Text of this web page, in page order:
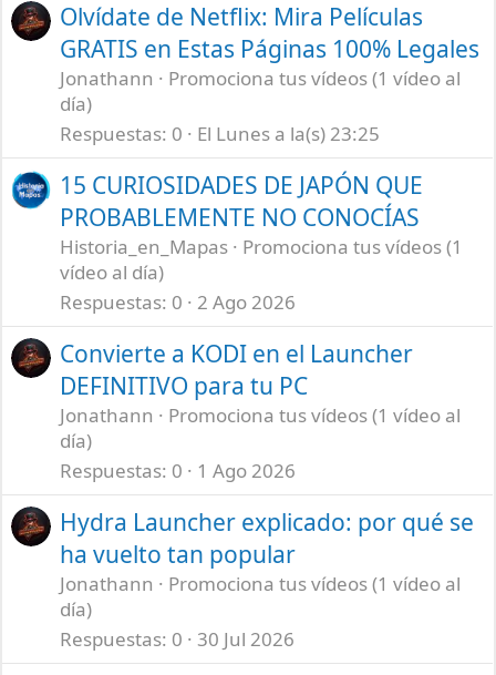
Olvídate de Netflix: Mira Películas
GRATIS en Estas Páginas 100% Legales
Jonathann
Promociona tus vídeos (1 vídeo al
día)
Respuestas 0 El Lunes a la(s) 23:25
15 CURIOSIDADES DE JAPÓN QUE
PROBABLEMENTE NO CONOCÍAS
Historia_en_Mapas
Promociona tus vídeos (1
vídeo al día)
Respuestas 0 2 Ago 2026
Convierte a KODI en el Launcher
DEFINITIVO para tu PC
Jonathann
Promociona tus vídeos (1 vídeo al
día)
Respuestas 0 1 Ago 2026
Hydra Launcher explicado: por qué se
ha vuelto tan popular
Jonathann
Promociona tus vídeos (1 vídeo al
día)
Respuestas 0 30 Jul 2026